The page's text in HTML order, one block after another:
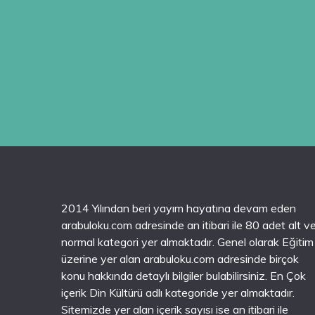
2014 Yılından beri yayım hayatına devam eden
arabuloku.com adresinde an itibari ile 80 adet alt
normal kategori yer almaktadır. Genel olarak Eğitim
üzerine yer alan arabuloku.com adresinde birçok
konu hakkında detaylı bilgiler bulabilirsiniz. En Çok
içerik Din Kültürü adlı kategoride yer almaktadır.
Sitemizde yer alan içerik sayısı ise an itibari ile